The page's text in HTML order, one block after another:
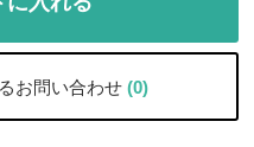
お問い合わせ (0)